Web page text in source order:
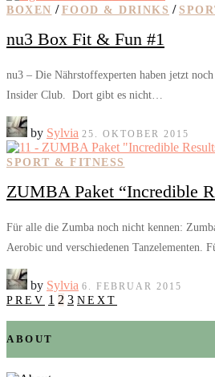
BOXEN / FOOD & DRINKS /
nu3 Box Fit & Fun #1
nu3 – Die Nährstoffexperten haben jetzt
Insider Club. Dort gibt es nicht…
by Sylvia 25. OKTOBER 2015
SPORT & FITNESS
ZUMBA Paket “Incredible
Für alle die Zumba noch nicht kennen:
Aerobic und verschiedenen Tanzelementen.
by Sylvia 6. FEBRUAR 2015
PREV 1 2 3 NEXT
ABOUT